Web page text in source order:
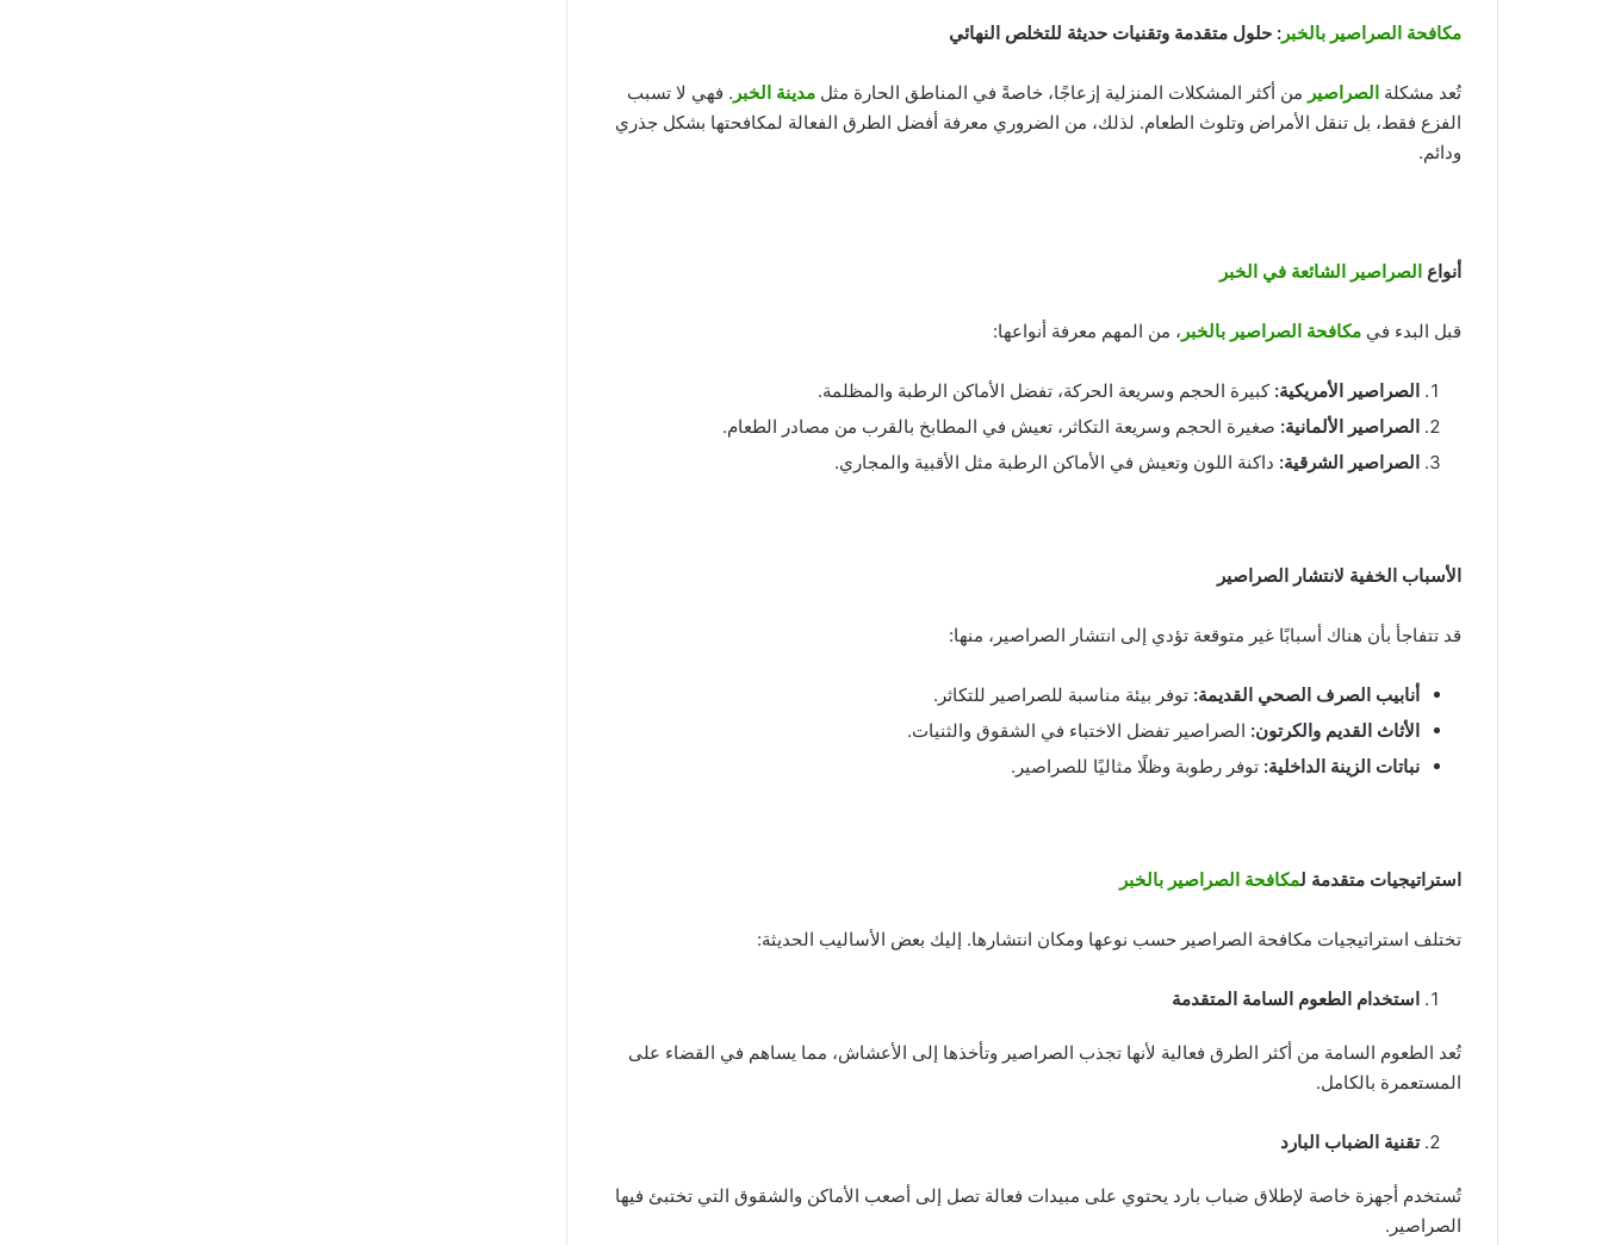
مكافحة الصراصير بالخبر : حلول متقدمة وتقنيات حديثة للتخلص النهائي
تُعد مشكلة الصراصير من أكثر المشكلات المنزلية إزعاجًا، خاصةً في المناطق الحارة مثل مدينة الخبر . فهي لا تسبب
الفزع فقط، بل تنقل الأمراض وتلوث الطعام. لذلك، من الضروري معرفة أفضل الطرق الفعالة لمكافحتها بشكل جذري
ودائم.
أنواع الصراصير الشائعة في الخبر
قبل البدء في مكافحة الصراصير بالخبر ، من المهم معرفة أنواعها:
الصراصير الأمريكية: كبيرة الحجم وسريعة الحركة، تفضل الأماكن الرطبة والمظلمة.
الصراصير الألمانية: صغيرة الحجم وسريعة التكاثر، تعيش في المطابخ بالقرب من مصادر الطعام.
الصراصير الشرقية: داكنة اللون وتعيش في الأماكن الرطبة مثل الأقبية والمجاري.
الأسباب الخفية لانتشار الصراصير
قد تتفاجأ بأن هناك أسبابًا غير متوقعة تؤدي إلى انتشار الصراصير، منها:
أنابيب الصرف الصحي القديمة: توفر بيئة مناسبة للصراصير للتكاثر.
الأثاث القديم والكرتون: الصراصير تفضل الاختباء في الشقوق والثنيات.
نباتات الزينة الداخلية: توفر رطوبة وظلًا مثاليًا للصراصير.
استراتيجيات متقدمة لمكافحة الصراصير بالخبر
تختلف استراتيجيات مكافحة الصراصير حسب نوعها ومكان انتشارها. إليك بعض الأساليب الحديثة:
استخدام الطعوم السامة المتقدمة
تُعد الطعوم السامة من أكثر الطرق فعالية لأنها تجذب الصراصير وتأخذها إلى الأعشاش، مما يساهم في القضاء على
المستعمرة بالكامل.
تقنية الضباب البارد
تُستخدم أجهزة خاصة لإطلاق ضباب بارد يحتوي على مبيدات فعالة تصل إلى أصعب الأماكن والشقوق التي تختبئ فيها
الصراصير.